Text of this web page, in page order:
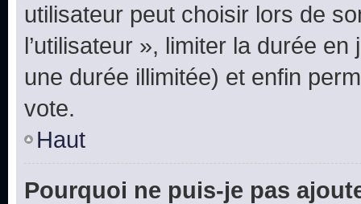
utilisateur peut choisir lors de
l’utilisateur », limiter la durée
une durée illimitée) et enfin
vote.
Haut
Pourquoi ne puis-je pas